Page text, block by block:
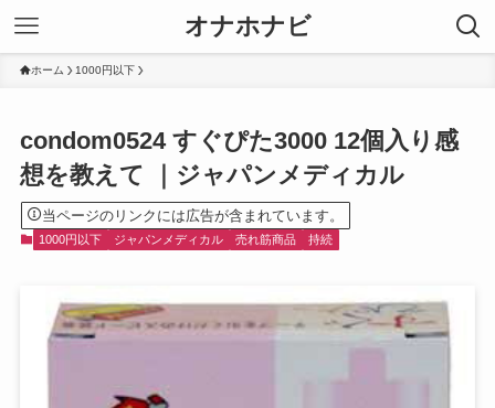
オナホナビ
ホーム 1000円以下
condom0524 すぐぴた3000 12個入り感
想を教えて ｜ジャパンメディカル
当ページのリンクには広告が含まれています。
1000円以下 ジャパンメディカル 売れ筋商品 持続